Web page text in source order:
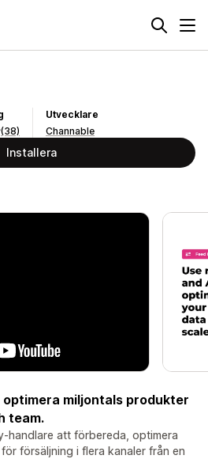
(38)
Utvecklare
Channable
Installera
miljontals produkter
team.
handlare att förbereda, optimera
försäljning i flera kanaler från en